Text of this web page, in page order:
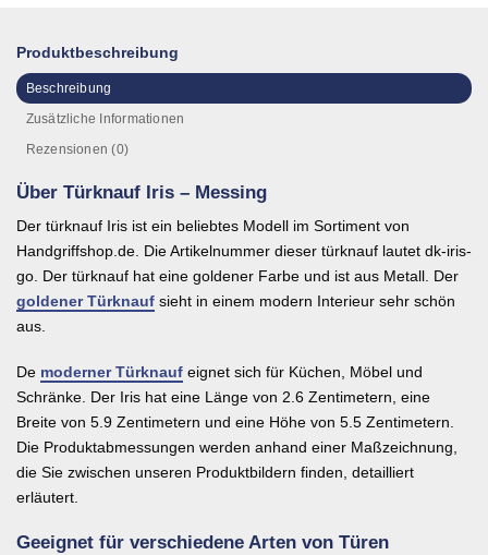
Produktbeschreibung
Beschreibung
Zusätzliche Informationen
Rezensionen (0)
Über Türknauf Iris – Messing
Der türknauf Iris ist ein beliebtes Modell im Sortiment von
Handgriffshop.de. Die Artikelnummer dieser türknauf lautet dk-iris-
go. Der türknauf hat eine goldener Farbe und ist aus Metall. Der
goldener Türknauf sieht in einem modern Interieur sehr schön
aus.
De moderner Türknauf eignet sich für Küchen, Möbel und
Schränke. Der Iris hat eine Länge von 2.6 Zentimetern, eine
Breite von 5.9 Zentimetern und eine Höhe von 5.5 Zentimetern.
Die Produktabmessungen werden anhand einer Maßzeichnung,
die Sie zwischen unseren Produktbildern finden, detailliert
erläutert.
Geeignet für verschiedene Arten von Türen